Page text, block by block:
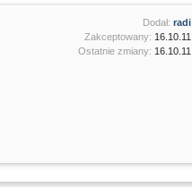
Dodał: radi
Zakceptowany: 16.10.11
Ostatnie zmiany: 16.10.11